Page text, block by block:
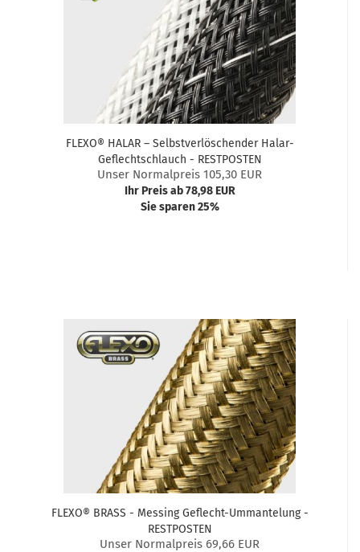
FLEXO® HALAR – Selbstverlöschender Halar-
Geflechtschlauch - RESTPOSTEN
Unser Normalpreis 105,30 EUR
Ihr Preis ab 78,98 EUR
Sie sparen 25%
FLEXO® BRASS - Messing Geflecht-Ummantelung -
RESTPOSTEN
Unser Normalpreis 69,66 EUR